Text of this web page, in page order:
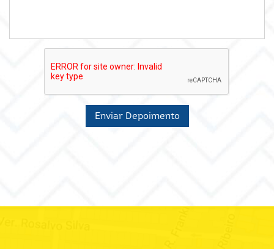
Enviar Depoimento